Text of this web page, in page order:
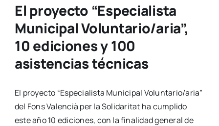
El proyecto “Especialista
Municipal Voluntario/aria”,
10 ediciones y 100
asistencias técnicas
El pro­yec­to “Espe­cia­lis­ta Muni­ci­pal Voluntario/aria”
del Fons Valen­cià per la Soli­da­ri­tat ha cum­pli­do
este año 10 edi­cio­nes, con la fina­li­dad gene­ral de